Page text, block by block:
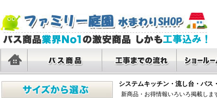
システムキッチン・流し台・バ
サイズ1216
サイズ1218
サイズ1316
サイズ1317
サイズ1416
サイズ1418
サイズ1616
サイズ1620 タカ
LIXIL
パナ
クリ
TOTO
トク
新商品・お得情報いろいろ掲載しま